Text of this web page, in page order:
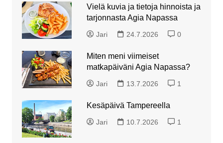
Vielä kuvia ja tietoja hinnoista ja
tarjonnasta Agia Napassa
Jari 24.7.2026 0
Miten meni viimeiset
matkapäiväni Agia Napassa?
Jari 13.7.2026 1
Kesäpäivä Tampereella
Jari 10.7.2026 1